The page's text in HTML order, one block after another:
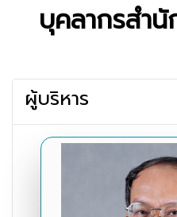
บุคลากรสำ
ผู้บริหาร